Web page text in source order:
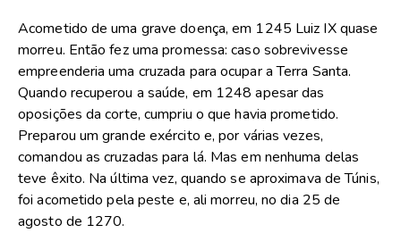
Acometido de uma grave doença, em 1245 Luiz IX quase
morreu. Então fez uma promessa: caso sobrevivesse
empreenderia uma cruzada para ocupar a Terra Santa.
Quando recuperou a saúde, em 1248 apesar das
oposições da corte, cumpriu o que havia prometido.
Preparou um grande exército e, por várias vezes,
comandou as cruzadas para lá. Mas em nenhuma delas
teve êxito. Na última vez, quando se aproximava de Túnis,
foi acometido pela peste e, ali morreu, no dia 25 de
agosto de 1270.